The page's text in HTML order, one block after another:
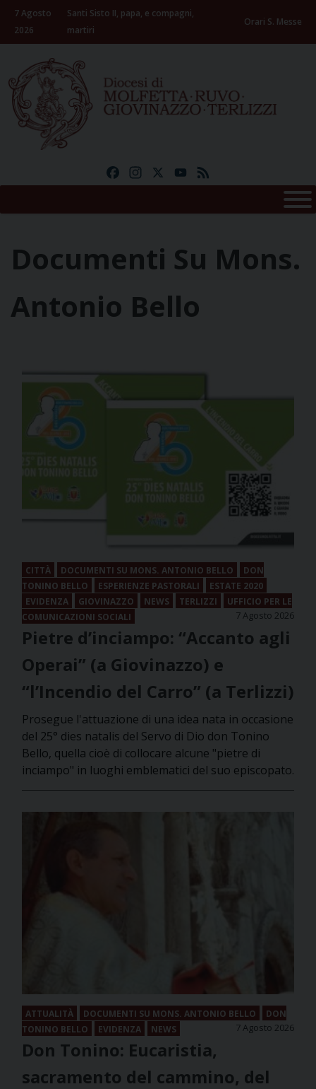
Skip
content
7 Agosto
2026
Santi Sisto II, papa, e compagni,
martiri
Orari S. Messe
FacebookInstagramYouTube
Documenti Su Mons.
Antonio Bello
CITTÀ DOCUMENTI SU MONS. ANTONIO BELLO
DON
TONINO BELLO
ESPERIENZE PASTORALI
ESTATE 2020
EVIDENZA
GIOVINAZZO NEWS TERLIZZI
UFFICIO PER LE
COMUNICAZIONI SOCIALI
7 Agosto 2026
Pietre d’inciampo: “Accanto agli
Operai” (a Giovinazzo) e
“l’Incendio del Carro” (a Terlizzi)
Prosegue l'attuazione di una idea nata in occasione
del 25° dies natalis del Servo di Dio don Tonino
Bello, quella cioè di collocare alcune "pietre di
inciampo" in luoghi emblematici del suo episcopato.
ATTUALITÀ DOCUMENTI SU MONS. ANTONIO BELLO
DON
TONINO BELLO
EVIDENZA NEWS 7 Agosto 2026
Don Tonino: Eucaristia,
sacramento del cammino, del